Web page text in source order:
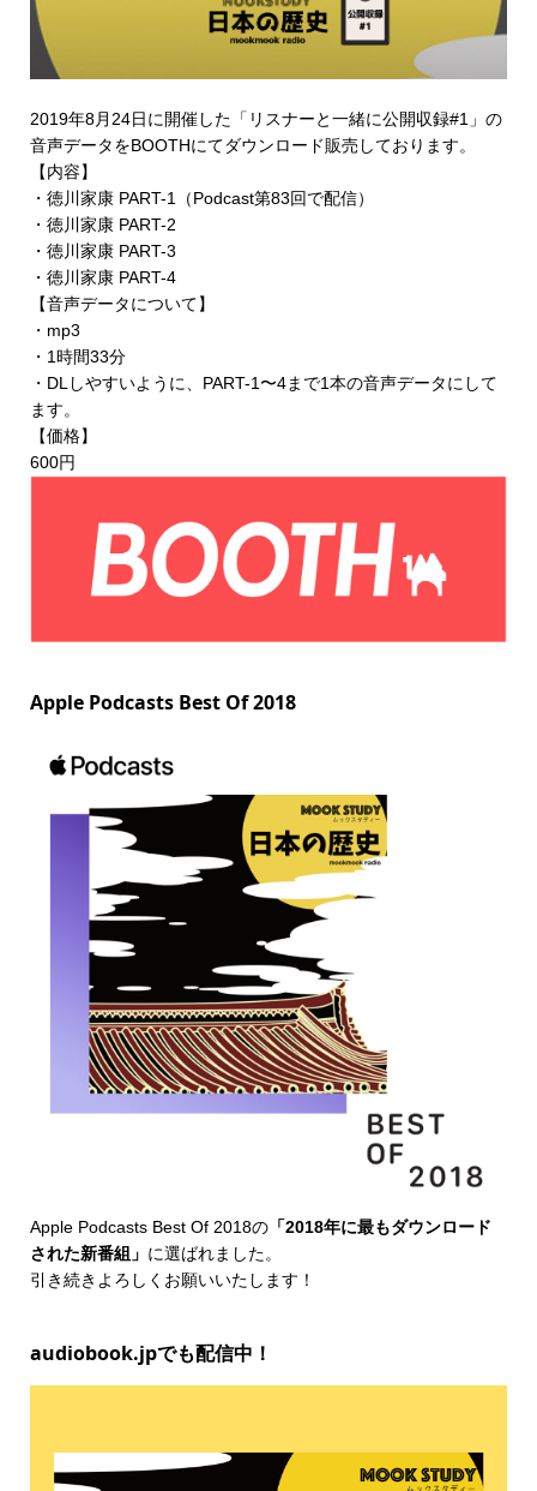
2019年8月24日に開催した「リスナーと一緒に公開収録#1」の
音声データをBOOTHにてダウンロード販売 しております。
【内容】
・徳川家康 PART-1（Podcast第83回で配信）
・徳川家康 PART-2
・徳川家康 PART-3
・徳川家康 PART-4
【音声データについて】
・mp3
・1時間33分
・DLしやすいように、PART-1〜4まで1本の音声データにして
ます。
【価格】
600円
Apple Podcasts Best Of 2018
Apple Podcasts Best Of 2018の「2018年に最もダウンロード
された新番組」 に選ばれました。
引き続きよろしくお願いいたします！
audiobook.jpでも配信中！